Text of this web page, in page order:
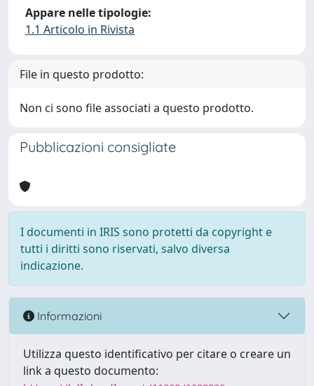
Appare nelle tipologie:
1.1 Articolo in Rivista
File in questo prodotto:
Non ci sono file associati a questo prodotto.
Pubblicazioni consigliate
I documenti in IRIS sono protetti da copyright e
tutti i diritti sono riservati, salvo diversa
indicazione.
Informazioni
Utilizza questo identificativo per citare o creare un
link a questo documento: